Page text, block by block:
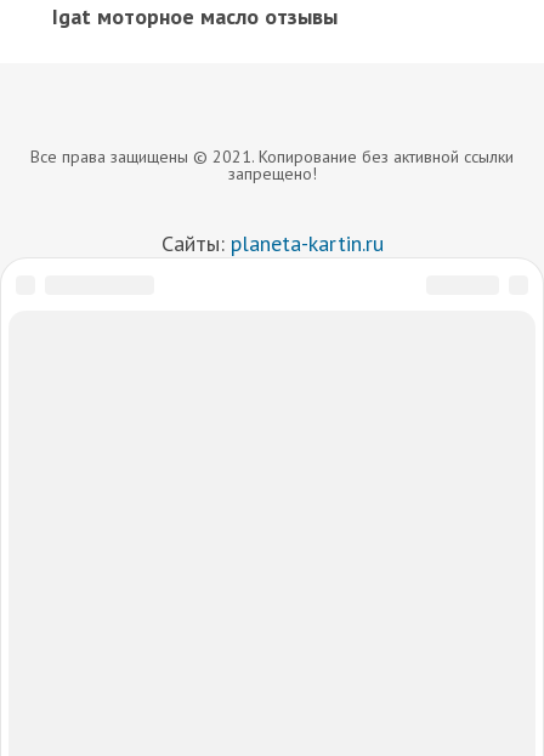
Igat моторное масло отзывы
Все права защищены © 2021. Копирование без активной ссылки
запрещено!
Сайты: planeta-kartin.ru